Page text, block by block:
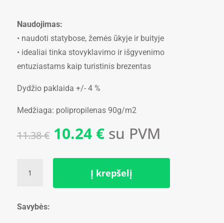
Naudojimas:
• naudoti statybose, žemės ūkyje ir buityje
• idealiai tinka stovyklavimo ir išgyvenimo
entuziastams kaip turistinis brezentas
Dydžio paklaida +/- 4 %
Medžiaga: polipropilenas 90g/m2
11.38€ Original
price
was:
11.38 €.
10.24 €Current
price
is:
10.24 €.
su PVM
kiekis:
x
Į krepšelį
Savybės: